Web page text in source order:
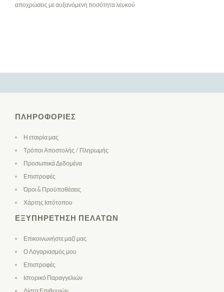
αποχρώσεις με αυξανόμενη ποσότητα λευκού
ΠΛΗΡΟΦΟΡΊΕΣ
Η εταιρία μας
Τρόποι Αποστολής / Πληρωμής
Προσωπικά Δεδομένα
Επιστροφές
Όροι & Προϋποθέσεις
Χάρτης Ιστότοπου
ΕΞΥΠΗΡΈΤΗΣΗ ΠΕΛΑΤΏΝ
Επικοινωνήστε μαζί μας
Ο Λογαριασμός μου
Επιστροφές
Ιστορικό Παραγγελιών